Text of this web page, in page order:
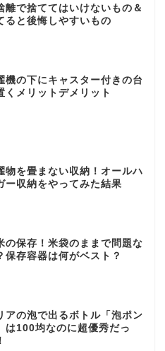
離で捨ててはいけないもの＆
ると後悔しやすいもの
機の下にキャスター付きの台
くメリットデメリット
物を畳まない収納！オールハ
ー収納をやってみた結果
の保存！米袋のままで問題な
保存容器は何がベスト？
アの泡で出るボトル「泡ポン
は100均なのに超優秀だっ